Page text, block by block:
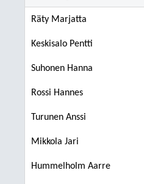
Räty Marjatta
Keskisalo Pentti
Suhonen Hanna
Rossi Hannes
Turunen Anssi
Mikkola Jari
Hummelholm Aarre